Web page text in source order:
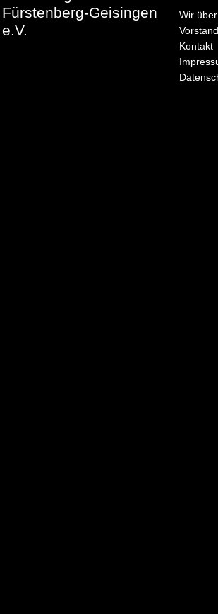
Fürstenberg-Geisingen
e.V.
Wir
Vorstand
Kontakt